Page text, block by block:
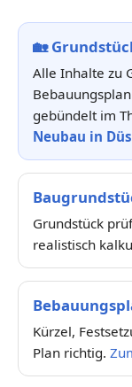
🏡
Alle Inhalte zu
gebündelt im
Neubau in
Grundstück
realistisch
Kürzel,
Plan richtig.